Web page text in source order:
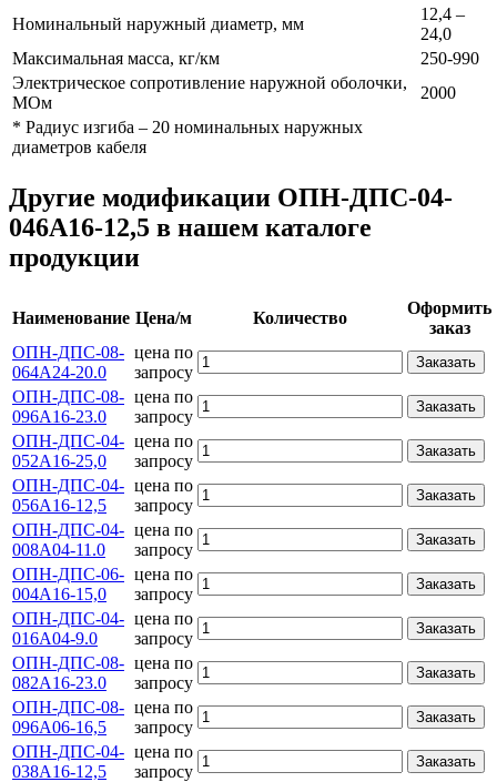
Номинальный наружный диаметр, мм
12,4 –
24,0
Максимальная масса, кг/км
250-990
Электрическое сопротивление наружной оболочки,
МОм
2000
* Радиус изгиба – 20 номинальных наружных
диаметров кабеля
Другие модификации ОПН-ДПС-04-
046А16-12,5 в нашем каталоге
продукции
Наименование Цена/м Количество
Оформить
заказ
ОПН-ДПС-08-
064А24-20.0
цена по
запросу
Заказать
ОПН-ДПС-08-
096А16-23.0
цена по
запросу
Заказать
ОПН-ДПС-04-
052А16-25,0
цена по
запросу
Заказать
ОПН-ДПС-04-
056А16-12,5
цена по
запросу
Заказать
ОПН-ДПС-04-
008А04-11.0
цена по
запросу
Заказать
ОПН-ДПС-06-
004A16-15,0
цена по
запросу
Заказать
ОПН-ДПС-04-
016А04-9.0
цена по
запросу
Заказать
ОПН-ДПС-08-
082А16-23.0
цена по
запросу
Заказать
ОПН-ДПС-08-
096А06-16,5
цена по
запросу
Заказать
ОПН-ДПС-04-
038А16-12,5
цена по
запросу
Заказать